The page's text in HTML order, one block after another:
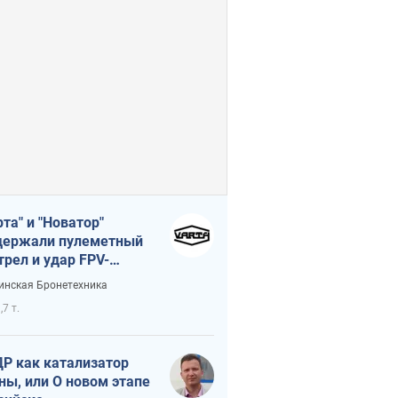
и "Новатор"
пулеметный
и удар FPV-
сохранив жизнь
Бронетехника
т.
как катализатор
или О новом этапе